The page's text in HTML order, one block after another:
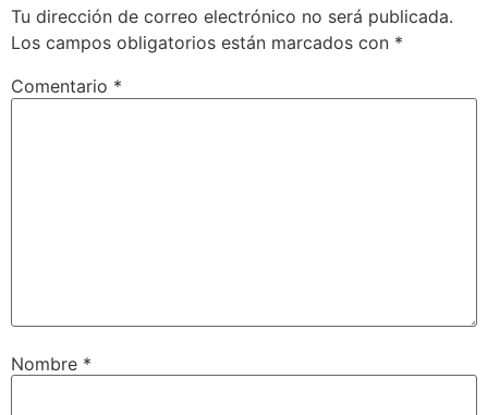
Tu dirección de correo electrónico no será publicada.
Los campos obligatorios están marcados con *
Comentario *
Nombre *